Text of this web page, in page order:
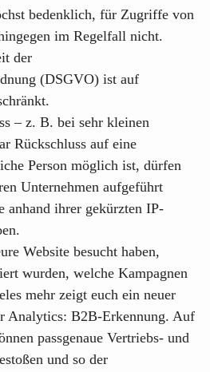
bedenklich, für Zugriffe von
im Regelfall nicht.
der
(DSGVO) ist auf
– z. B. bei sehr kleinen
Rückschluss auf eine
Person möglich ist, dürfen
Unternehmen aufgeführt
anhand ihrer gekürzten IP-
Website besucht haben,
wurden, welche Kampagnen
mehr zeigt euch ein neuer
Analytics: B2B-Erkennung. Auf
passgenaue Vertriebs- und
und so der